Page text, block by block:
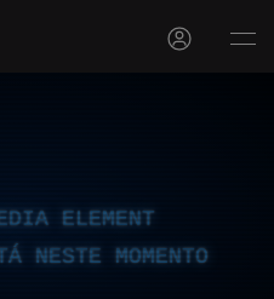
ELEMENT
NESTE MOMENTO